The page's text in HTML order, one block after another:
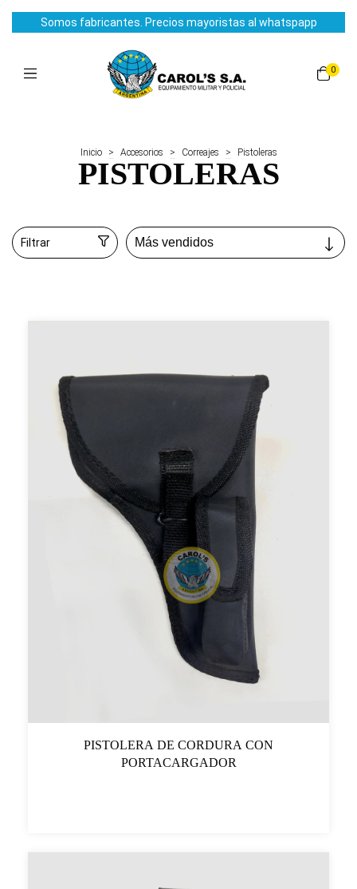
Somos fabricantes. Precios mayoristas al whatspapp
0
Inicio > Accesorios > Correajes > Pistoleras
PISTOLERAS
Filtrar
PISTOLERA DE CORDURA CON
PORTACARGADOR